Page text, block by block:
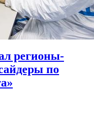
регионы-
по